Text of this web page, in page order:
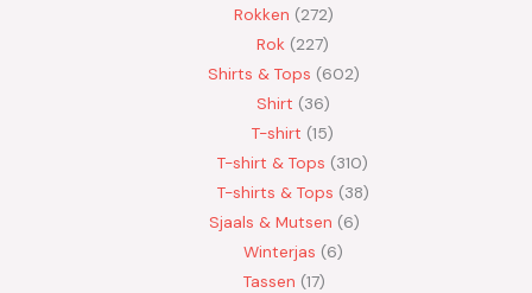
Rokken 272
Rok 227
Shirts & Tops 602
Shirt 36
T-shirt 15
T-shirt & Tops 310
T-shirts & Tops 38
Sjaals & Mutsen 6
Winterjas 6
Tassen 17